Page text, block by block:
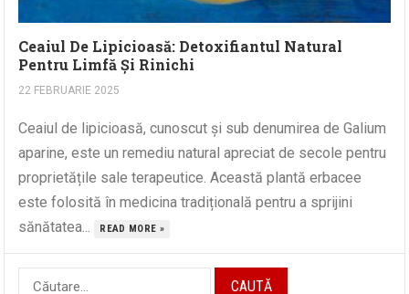
Ceaiul De Lipicioasă: Detoxifiantul Natural
Pentru Limfă Și Rinichi
22 FEBRUARIE 2025
Ceaiul de lipicioasă, cunoscut și sub denumirea de Galium
aparine, este un remediu natural apreciat de secole pentru
proprietățile sale terapeutice. Această plantă erbacee
este folosită în medicina tradițională pentru a sprijini
sănătatea...
READ MORE »
Caută